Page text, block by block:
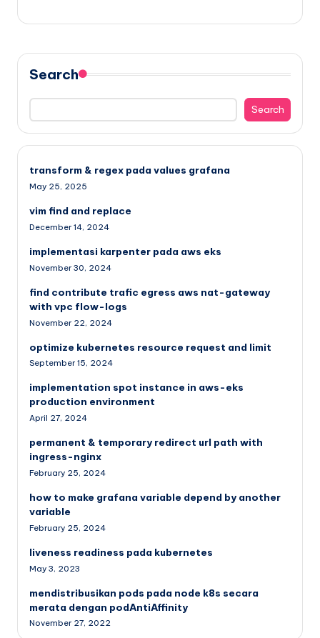
Search
Search
transform & regex pada values grafana
May 25, 2025
vim find and replace
December 14, 2024
implementasi karpenter pada aws eks
November 30, 2024
find contribute trafic egress aws nat-gateway
with vpc flow-logs
November 22, 2024
optimize kubernetes resource request and limit
September 15, 2024
implementation spot instance in aws-eks
production environment
April 27, 2024
permanent & temporary redirect url path with
ingress-nginx
February 25, 2024
how to make grafana variable depend by another
variable
February 25, 2024
liveness readiness pada kubernetes
May 3, 2023
mendistribusikan pods pada node k8s secara
merata dengan podAntiAffinity
November 27, 2022